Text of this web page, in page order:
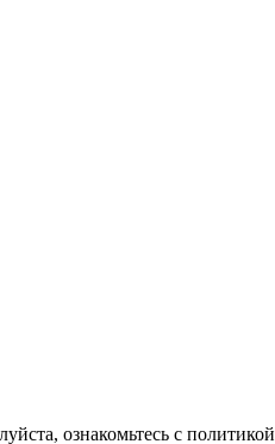
ознакомьтесь с политикой